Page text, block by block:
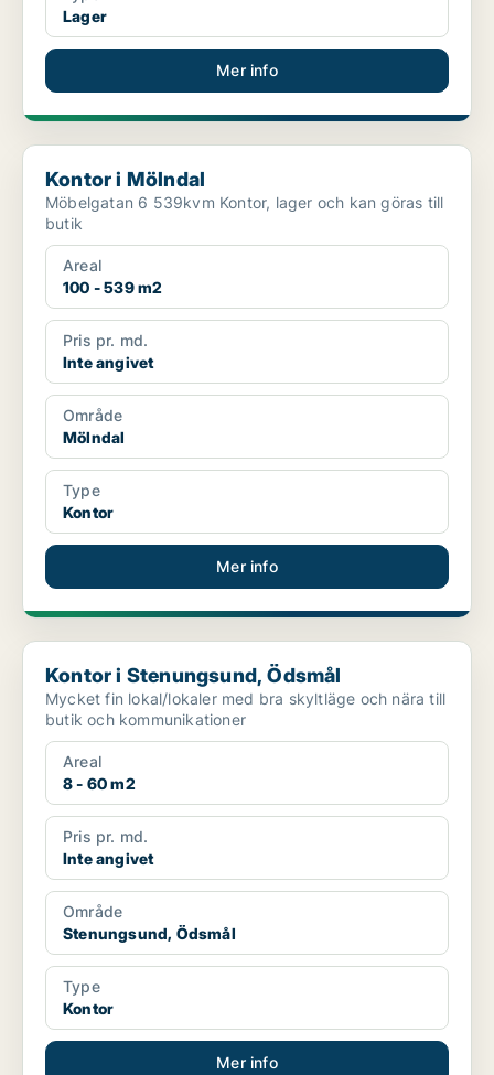
Lager
Mer info
Kontor i Mölndal
Kontor i Mölndal
Möbelgatan 6 539kvm Kontor, lager och kan göras till
butik
Areal
100 - 539 m2
Pris pr. md.
Inte angivet
Område
Mölndal
Type
Kontor
Mer info
Kontor i Stenungsund, Ödsmål
Kontor i Stenungsund, Ödsmål
Mycket fin lokal/lokaler med bra skyltläge och nära till
butik och kommunikationer
Areal
8 - 60 m2
Pris pr. md.
Inte angivet
Område
Stenungsund, Ödsmål
Type
Kontor
Mer info